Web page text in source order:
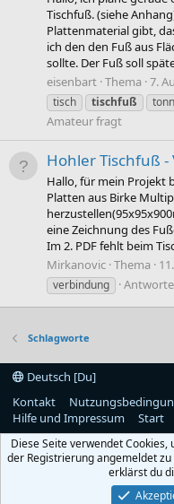
Tischfuß. (siehe
Plattenmaterial gibt,
ich den den Fuß aus
sollte. Der Fuß soll
eisenbart Thema 7.
tisch
tischfuß
Amateur fragt
Hohler Tischfuß
Hallo, für mein Projekt
Platten aus Birke
eine Zeichnung des
Im 2. PDF fehlt beim
Mirkanovic Thema
verbindung
Schlagworte
Deutsch [Du]
Kontakt
Hilfe und Impressum
Start
Diese Seite verwendet
der Registrierung angemeldet
erklärst du